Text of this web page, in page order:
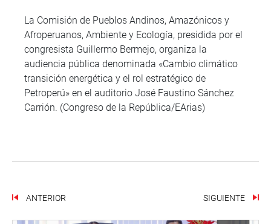
La Comisión de Pueblos Andinos, Amazónicos y
Afroperuanos, Ambiente y Ecología, presidida por el
congresista Guillermo Bermejo, organiza la
audiencia pública denominada «Cambio climático
transición energética y el rol estratégico de
Petroperú» en el auditorio José Faustino Sánchez
Carrión. (Congreso de la República/EArias)
ANTERIOR SIGUIENTE